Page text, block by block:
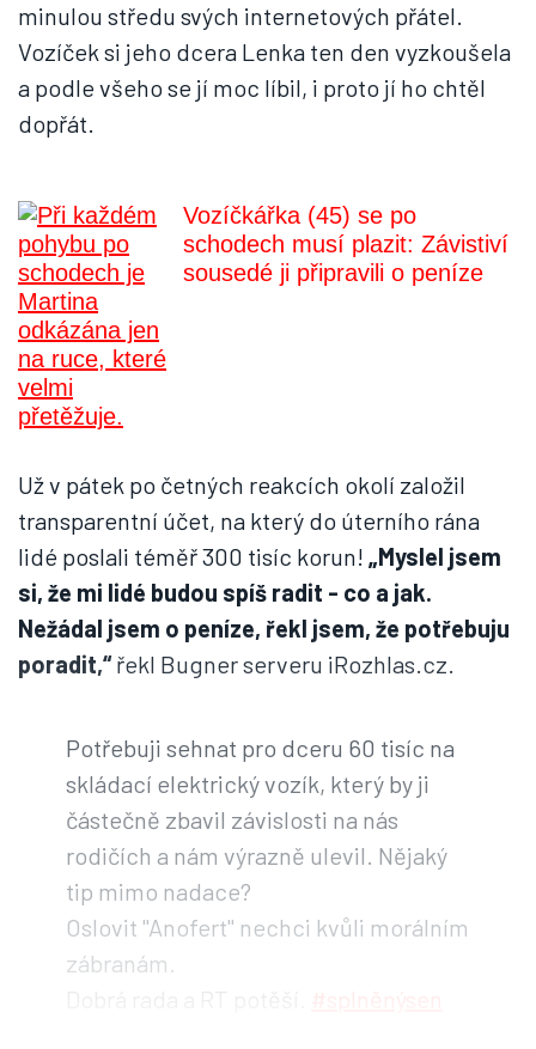
minulou středu svých internetových přátel.
Vozíček si jeho dcera Lenka ten den vyzkoušela
a podle všeho se jí moc líbil, i proto jí ho chtěl
dopřát.
Vozíčkářka (45) se po
schodech musí plazit: Závistiví
sousedé ji připravili o peníze
Už v pátek po četných reakcích okolí založil
transparentní účet, na který do úterního rána
lidé poslali téměř 300 tisíc korun! „Myslel jsem
si, že mi lidé budou spíš radit - co a jak.
Nežádal jsem o peníze, řekl jsem, že potřebuju
poradit,“řekl Bugner serveru iRozhlas.cz.
Potřebuji sehnat pro dceru 60 tisíc na
skládací elektrický vozík, který by ji
částečně zbavil závislosti na nás
rodičích a nám výrazně ulevil. Nějaký
tip mimo nadace?
Oslovit "Anofert" nechci kvůli morálním
zábranám.
#splněnýsen